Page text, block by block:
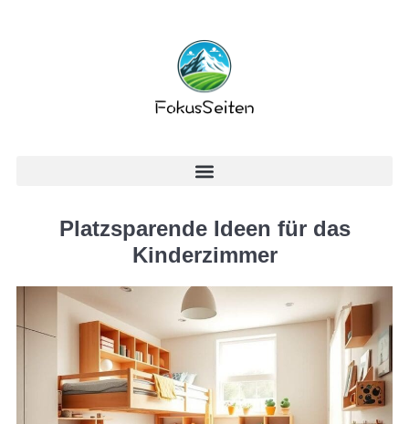
Platzsparende Ideen für das
Kinderzimmer